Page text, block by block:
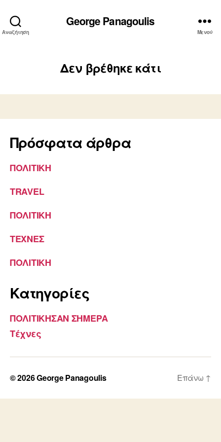
Αναζήτηση
George Panagoulis
Μενού
Δεν βρέθηκε κάτι
Πρόσφατα άρθρα
ΠΟΛΙΤΙΚΗ
TRAVEL
ΠΟΛΙΤΙΚΗ
ΤΕΧΝΕΣ
ΠΟΛΙΤΙΚΗ
Kατηγορίες
ΠΟΛΙΤΙΚΗΣΑΝ ΣΗΜΕΡΑ
Τέχνες
© 2026George Panagoulis Επάνω ↑